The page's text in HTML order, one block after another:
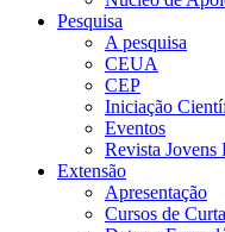
Pesquisa
A pesquisa
CEUA
CEP
Iniciação
Eventos
Revista Jovens
Extensão
Apresentação
Cursos de